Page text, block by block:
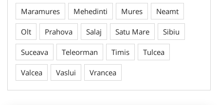
Maramures Mehedinti Mures Neamt
Olt Prahova Salaj Satu Mare Sibiu
Suceava Teleorman Timis Tulcea
Valcea Vaslui Vrancea